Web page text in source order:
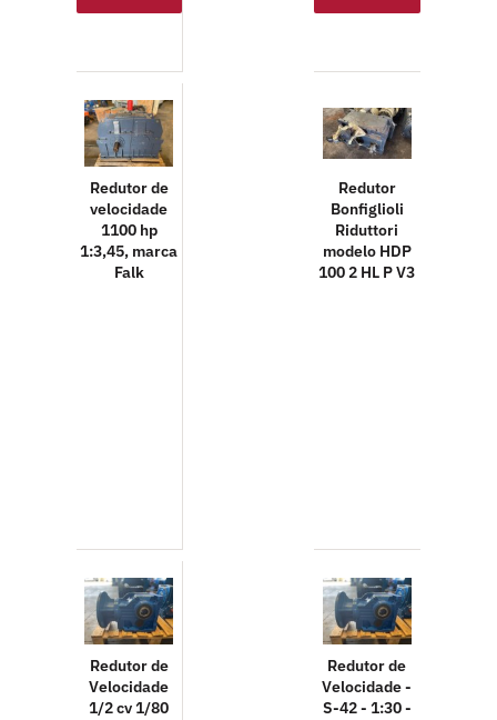
Redutor de
velocidade
1100 hp
1:3,45, marca
Falk
Redutor
Bonfiglioli
Riduttori
modelo HDP
100 2 HL P V3
Redutor de
Velocidade
1/2 cv 1/80
Redutor de
Velocidade -
S-42 - 1:30 -